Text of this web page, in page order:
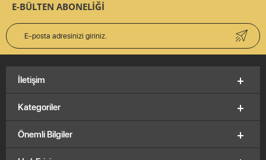
E-BÜLTEN ABONELİĞİ
Kategoriler
Önemli Bilgiler
İletişim